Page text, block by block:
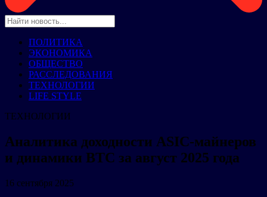
ПОЛИТИКА
ЭКОНОМИКА
ОБЩЕСТВО
РАССЛЕДОВАНИЯ
ТЕХНОЛОГИИ
LIFE STYLE
ТЕХНОЛОГИИ
Аналитика доходности ASIC-майнеров
и динамики BTC за август 2025 года
16 сентября 2025